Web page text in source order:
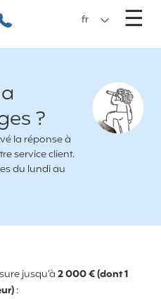
Voyages
1 74 85 50 50
fr ☰
?
la réponse à
service client.
du lundi au
jusqu’à2 000 € (dont 1
: